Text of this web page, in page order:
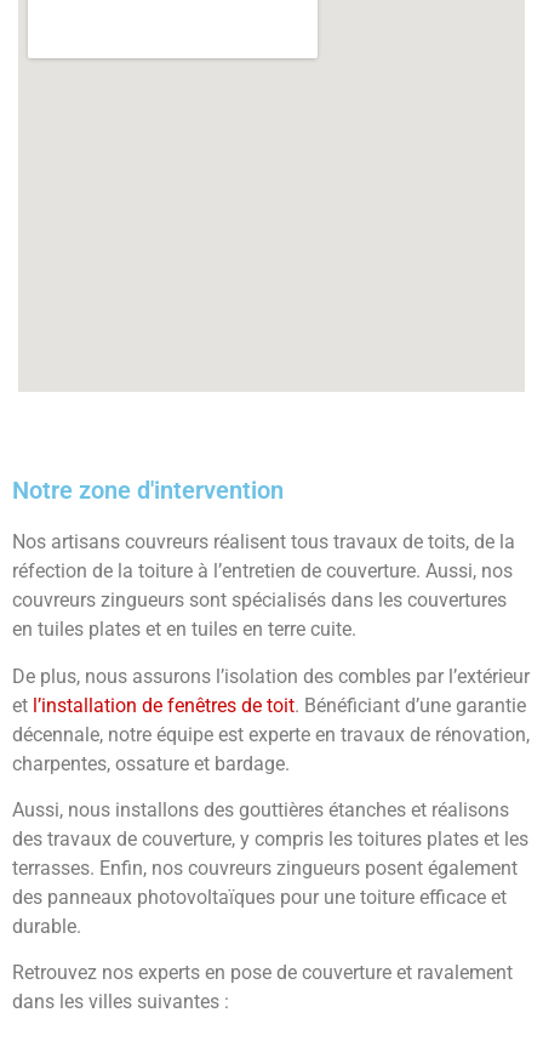
Notre zone d'intervention
Nos artisans couvreurs réalisent tous travaux de toits, de la
réfection de la toiture à l’entretien de couverture. Aussi, nos
couvreurs zingueurs sont spécialisés dans les couvertures
en tuiles plates et en tuiles en terre cuite.
De plus, nous assurons l’isolation des combles par l’extérieur
et l’installation de fenêtres de toit. Bénéficiant d’une garantie
décennale, notre équipe est experte en travaux de rénovation,
charpentes, ossature et bardage.
Aussi, nous installons des gouttières étanches et réalisons
des travaux de couverture, y compris les toitures plates et les
terrasses. Enfin, nos couvreurs zingueurs posent également
des panneaux photovoltaïques pour une toiture efficace et
durable.
Retrouvez nos experts en pose de couverture et ravalement
dans les villes suivantes :